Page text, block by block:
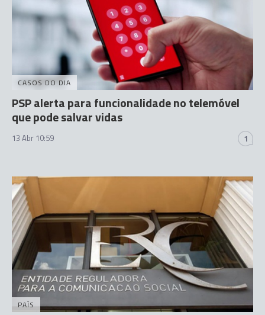
CASOS DO DIA
PSP alerta para funcionalidade no telemóvel
que pode salvar vidas
13 Abr 10:59 1
PAÍS